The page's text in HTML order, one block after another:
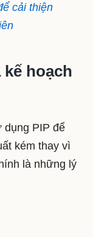
cải thiện
hoạch
dụng PIP để
kém thay vì
là những lý